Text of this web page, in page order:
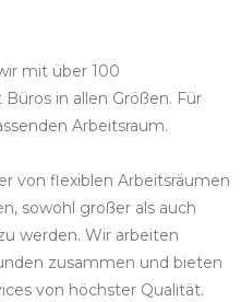
mit über 100
in allen Größen. Für
Arbeitsraum.
von flexiblen Arbeitsräumen
sowohl großer als auch
werden. Wir arbeiten
zusammen und bieten
von höchster Qualität.